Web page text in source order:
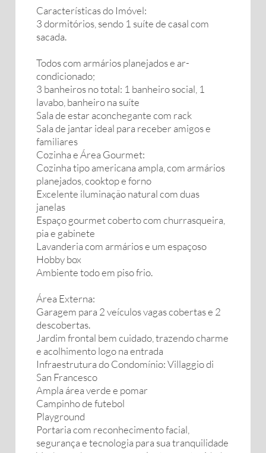
Características do Imóvel:
3 dormitórios, sendo 1 suíte de casal com
sacada.
Todos com armários planejados e ar-
condicionado;
3 banheiros no total: 1 banheiro social, 1
lavabo, banheiro na suíte
Sala de estar aconchegante com rack
Sala de jantar ideal para receber amigos e
familiares
Cozinha e Área Gourmet:
Cozinha tipo americana ampla, com armários
planejados, cooktop e forno
Excelente iluminação natural com duas
janelas
Espaço gourmet coberto com churrasqueira,
pia e gabinete
Lavanderia com armários e um espaçoso
Hobby box
Ambiente todo em piso frio.
Área Externa:
Garagem para 2 veículos vagas cobertas e 2
descobertas.
Jardim frontal bem cuidado, trazendo charme
e acolhimento logo na entrada
Infraestrutura do Condomínio: Villaggio di
San Francesco
Ampla área verde e pomar
Campinho de futebol
Playground
Portaria com reconhecimento facial,
segurança e tecnologia para sua tranquilidade